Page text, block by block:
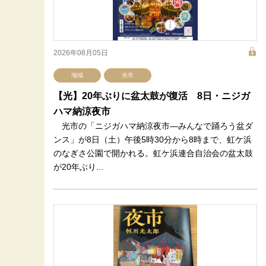
2026年08月05日
地域 光市
【光】20年ぶりに盆太鼓が復活 8日・ニジガ
ハマ納涼夜市
光市の「ニジガハマ納涼夜市―みんなで踊ろう盆ダ
ンス」が8日（土）午後5時30分から8時まで、虹ケ浜
のなぎさ公園で開かれる。虹ケ浜連合自治会の盆太鼓
が20年ぶり...